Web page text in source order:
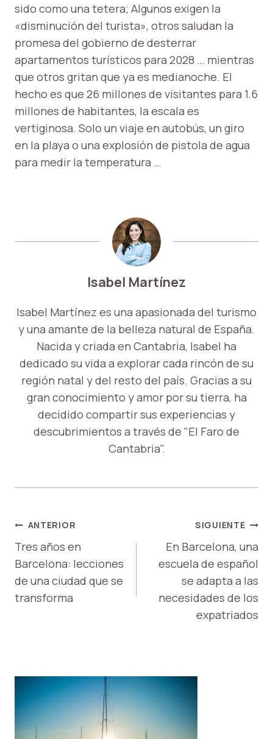
sido como una tetera; Algunos exigen la
«disminución del turista», otros saludan la
promesa del gobierno de desterrar
apartamentos turísticos para 2028 … mientras
que otros gritan que ya es medianoche. El
hecho es que 26 millones de visitantes para 1.6
millones de habitantes, la escala es
vertiginosa. Solo un viaje en autobús, un giro
en la playa o una explosión de pistola de agua
para medir la temperatura …
Isabel Martínez
Isabel Martínez es una apasionada del turismo
y una amante de la belleza natural de España.
Nacida y criada en Cantabria, Isabel ha
dedicado su vida a explorar cada rincón de su
región natal y del resto del país. Gracias a su
gran conocimiento y amor por su tierra, ha
decidido compartir sus experiencias y
descubrimientos a través de "El Faro de
Cantabria".
NAVEGACIÓN
DE
ENTRADAS
ANTERIOR
Tres años en
Barcelona: lecciones
de una ciudad que se
transforma
SIGUIENTE
En Barcelona, una
escuela de español
se adapta a las
necesidades de los
expatriados